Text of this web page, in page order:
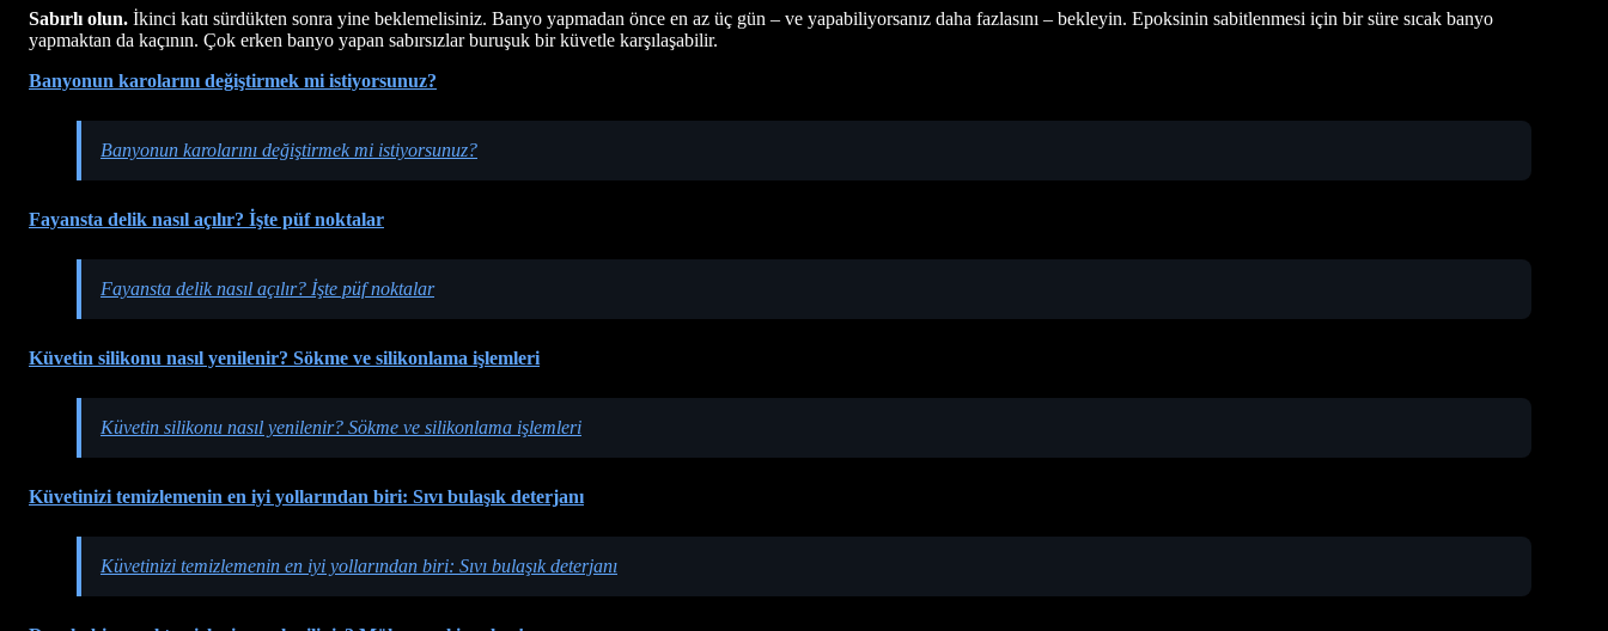
Sabırlı olun. İkinci katı sürdükten sonra yine beklemelisiniz. Banyo yapmadan önce en az üç gün – ve yapabiliyorsanız daha fazlasını – bekleyin. Epoksinin sabitlenmesi için bir süre sıcak banyo
yapmaktan da kaçının. Çok erken banyo yapan sabırsızlar buruşuk bir küvetle karşılaşabilir.
Banyonun karolarını değiştirmek mi istiyorsunuz?
Banyonun karolarını değiştirmek mi istiyorsunuz?
Fayansta delik nasıl açılır? İşte püf noktalar
Fayansta delik nasıl açılır? İşte püf noktalar
Küvetin silikonu nasıl yenilenir? Sökme ve silikonlama işlemleri
Küvetin silikonu nasıl yenilenir? Sökme ve silikonlama işlemleri
Küvetinizi temizlemenin en iyi yollarından biri: Sıvı bulaşık deterjanı
Küvetinizi temizlemenin en iyi yollarından biri: Sıvı bulaşık deterjanı